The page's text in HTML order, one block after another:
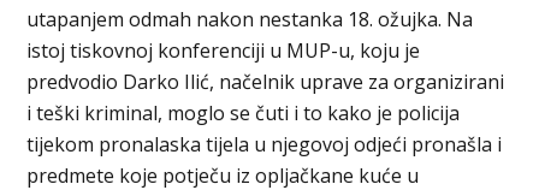
utapanjem odmah nakon nestanka 18. ožujka. Na
istoj tiskovnoj konferenciji u MUP-u, koju je
predvodio Darko Ilić, načelnik uprave za organizirani
i teški kriminal, moglo se čuti i to kako je policija
tijekom pronalaska tijela u njegovoj odjeći pronašla i
predmete koje potječu iz opljačkane kuće u